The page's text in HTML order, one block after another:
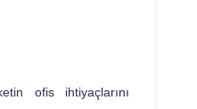
ofis ihtiyaçlarını